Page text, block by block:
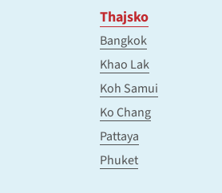
Thajsko
Bangkok
Khao Lak
Koh Samui
Ko Chang
Pattaya
Phuket